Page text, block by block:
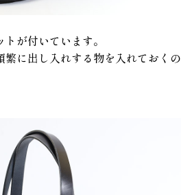
が付いています。
繁に出し入れする物を入れておくの